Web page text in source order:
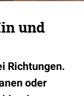
und
Richtungen.
oder